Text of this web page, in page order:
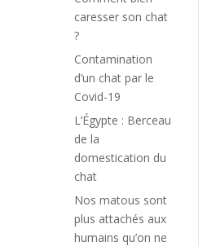
caresser son chat
?
Contamination
d’un chat par le
Covid-19
L’Égypte : Berceau
de la
domestication du
chat
Nos matous sont
plus attachés aux
humains qu’on ne